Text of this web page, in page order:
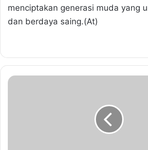
menciptakan generasi muda yang
dan berdaya saing.(At)
P